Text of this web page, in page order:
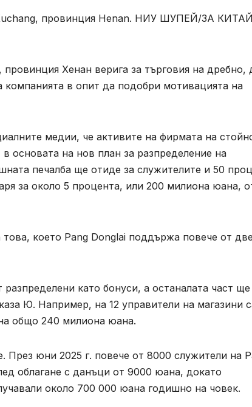
провинция Henan. НИУ ШУПЕЙ/ЗА КИТАЙ
Хенан верига за търговия на дребно,
компанията в опит да подобри мотивацията на
медии, че активите на фирмата на
на нов план за разпределение на
печалба ще отиде за служителите и 50
за около 5 процента, или 200 милиона юана,
което Pang Donglai поддържа повече от две
като бонуси, а останалата част ще
Ю. Например, на 12 управители на магазини
общо 240 милиона юана.
През юни 2025 г. повече от 8000 служители на
облагане с данъци от 9000 юана, докато
около 700 000 юана годишно на човек.